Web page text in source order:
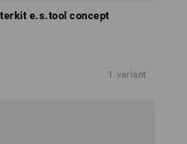
e.s.tool concept
1 variant